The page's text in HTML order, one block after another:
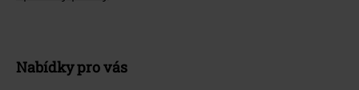
Nabídky pro vás